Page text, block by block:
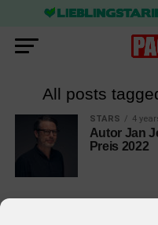
All posts
STARS 4
Autor Jan
Preis 2022